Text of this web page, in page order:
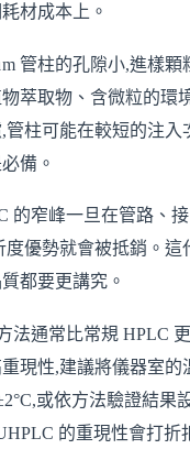
材成本上。
管柱的孔隙小,進樣顆
萃取物、含微粒的環
柱可能在較短的注入
備。
的窄峰一旦在管路、接
優勢就會被抵銷。這
都要更講究。
法通常比常規 HPLC
現性,建議將儀器室的
或依方法驗證結果
的重現性會打折